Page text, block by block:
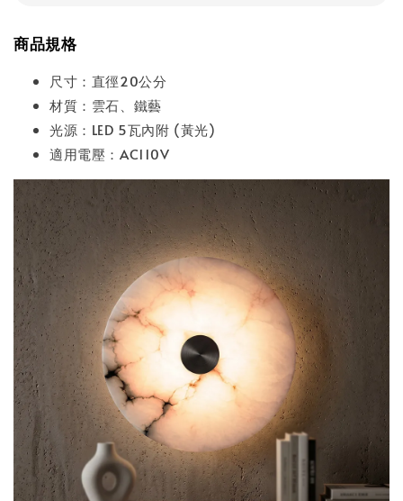
商品規格
尺寸：直徑20公分
材質：雲石、鐵藝
光源：LED 5瓦內附 (黃光)
適用電壓：AC110V